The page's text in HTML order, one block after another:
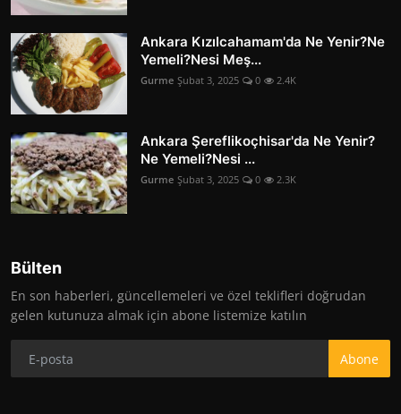
Ankara Kızılcahamam'da Ne Yenir?Ne
Yemeli?Nesi Meş...
Gurme Şubat 3, 2025 0 2.4K
Ankara Şereflikoçhisar'da Ne Yenir?
Ne Yemeli?Nesi ...
Gurme Şubat 3, 2025 0 2.3K
Bülten
En son haberleri, güncellemeleri ve özel teklifleri doğrudan
gelen kutunuza almak için abone listemize katılın
Abone